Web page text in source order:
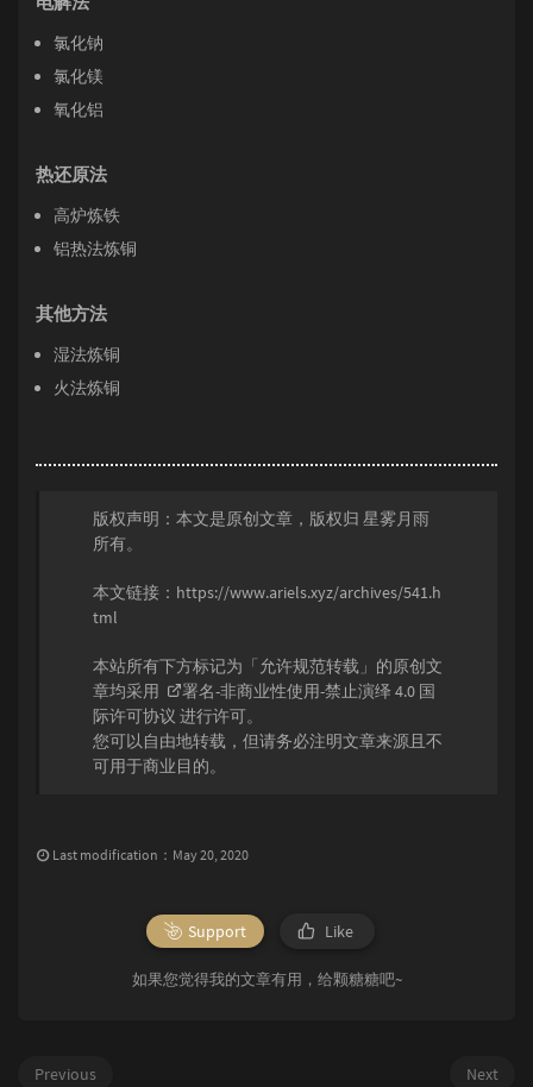
氯化钠
氯化镁
氧化铝
热还原法
高炉炼铁
铝热法炼铜
其他方法
湿法炼铜
火法炼铜
版权声明：本文是原创文章，版权归 星雾月雨
所有。
本文链接： https://www.ariels.xyz/archives/541.h
tml
本站所有下方标记为「允许规范转载」的原创文
章均采用
署名-非商业性使用-禁止演绎 4.0 国
际许可协议 进行许可。
您可以自由地转载，但请务必注明文章来源且不
可用于商业目的。
Last modification：May 20, 2020
Support Like
如果您觉得我的文章有用，给颗糖糖吧~
Next
Previous